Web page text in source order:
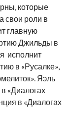
которые
свои роли в
главную
Джильды в
исполнит
в «Русалке»,
Яэль
«Диалогах
в «Диалогах